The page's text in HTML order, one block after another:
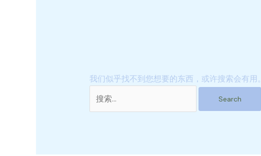
我们似乎找不到您想要的东西，或许搜索会有用。